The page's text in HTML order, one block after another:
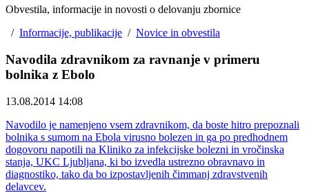
Obvestila, informacije in novosti o delovanju zbornice
/ Informacije, publikacije / Novice in obvestila
Navodila zdravnikom za ravnanje v primeru
bolnika z Ebolo
13.08.2014 14:08
Navodilo je namenjeno vsem zdravnikom, da boste hitro prepoznali
bolnika s sumom na Ebola virusno bolezen in ga po predhodnem
dogovoru napotili na Kliniko za infekcijske bolezni in vročinska
stanja, UKC Ljubljana, ki bo izvedla ustrezno obravnavo in
diagnostiko, tako da bo izpostavljenih čimmanj zdravstvenih
delavcev.